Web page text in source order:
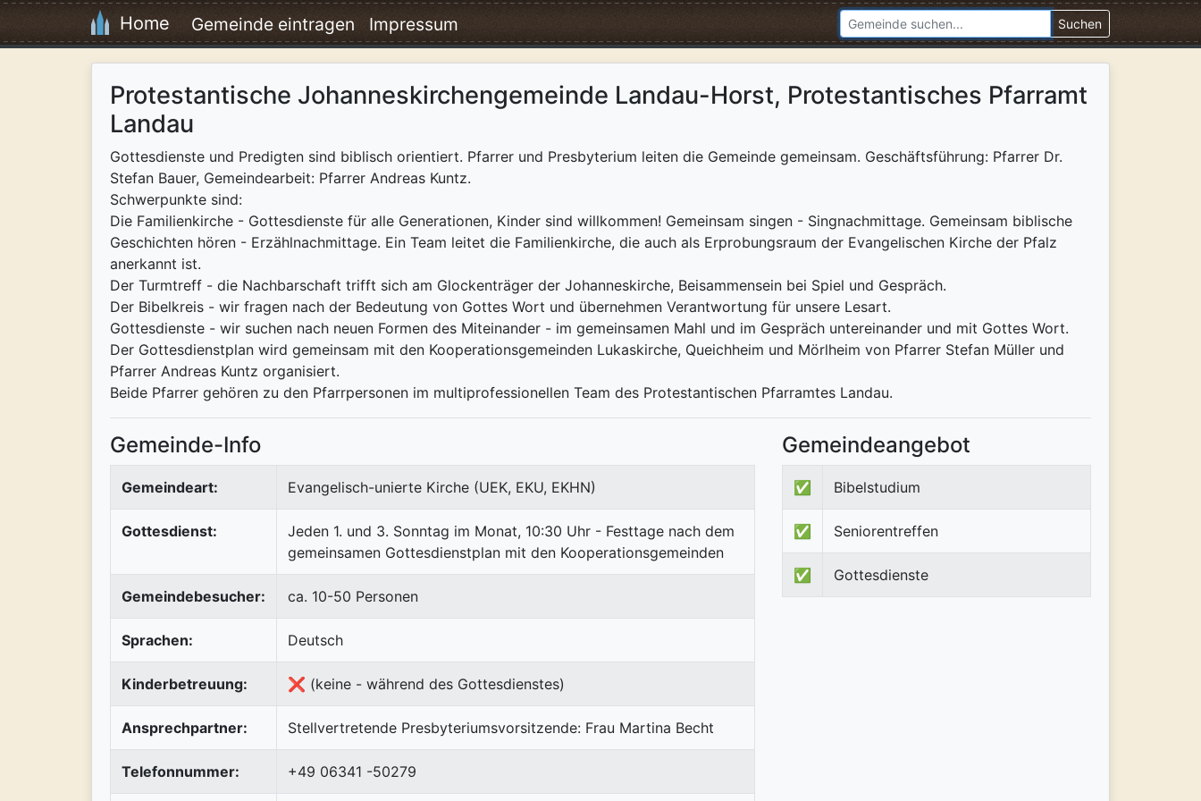
Home Gemeinde eintragen Impressum Suchen
Protestantische Johanneskirchengemeinde Landau-Horst, Protestantisches Pfarramt
Landau
Gottesdienste und Predigten sind biblisch orientiert. Pfarrer und Presbyterium leiten die Gemeinde gemeinsam. Geschäftsführung: Pfarrer Dr.
Stefan Bauer, Gemeindearbeit: Pfarrer Andreas Kuntz.
Schwerpunkte sind:
Die Familienkirche - Gottesdienste für alle Generationen, Kinder sind willkommen! Gemeinsam singen - Singnachmittage. Gemeinsam biblische
Geschichten hören - Erzählnachmittage. Ein Team leitet die Familienkirche, die auch als Erprobungsraum der Evangelischen Kirche der Pfalz
anerkannt ist.
Der Turmtreff - die Nachbarschaft trifft sich am Glockenträger der Johanneskirche, Beisammensein bei Spiel und Gespräch.
Der Bibelkreis - wir fragen nach der Bedeutung von Gottes Wort und übernehmen Verantwortung für unsere Lesart.
Gottesdienste - wir suchen nach neuen Formen des Miteinander - im gemeinsamen Mahl und im Gespräch untereinander und mit Gottes Wort.
Der Gottesdienstplan wird gemeinsam mit den Kooperationsgemeinden Lukaskirche, Queichheim und Mörlheim von Pfarrer Stefan Müller und
Pfarrer Andreas Kuntz organisiert.
Beide Pfarrer gehören zu den Pfarrpersonen im multiprofessionellen Team des Protestantischen Pfarramtes Landau.
Gemeinde-Info
Gemeindeart: Evangelisch-unierte Kirche (UEK, EKU, EKHN)
Gottesdienst:
Jeden 1. und 3. Sonntag im Monat, 10:30 Uhr - Festtage nach dem
gemeinsamen Gottesdienstplan mit den Kooperationsgemeinden
Gemeindebesucher: ca. 10-50 Personen
Sprachen: Deutsch
Kinderbetreuung: ❌ (keine - während des Gottesdienstes)
Ansprechpartner: Stellvertretende Presbyteriumsvorsitzende: Frau Martina Becht
Telefonnummer: +49 06341 -50279
Gemeindeangebot
✅ Bibelstudium
✅ Seniorentreffen
✅ Gottesdienste